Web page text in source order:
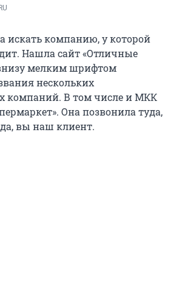
искать компанию, у которой
Нашла сайт «Отличные
мелким шрифтом
нескольких
компаний. В том числе и МКК
Она позвонила туда,
да, вы наш клиент.